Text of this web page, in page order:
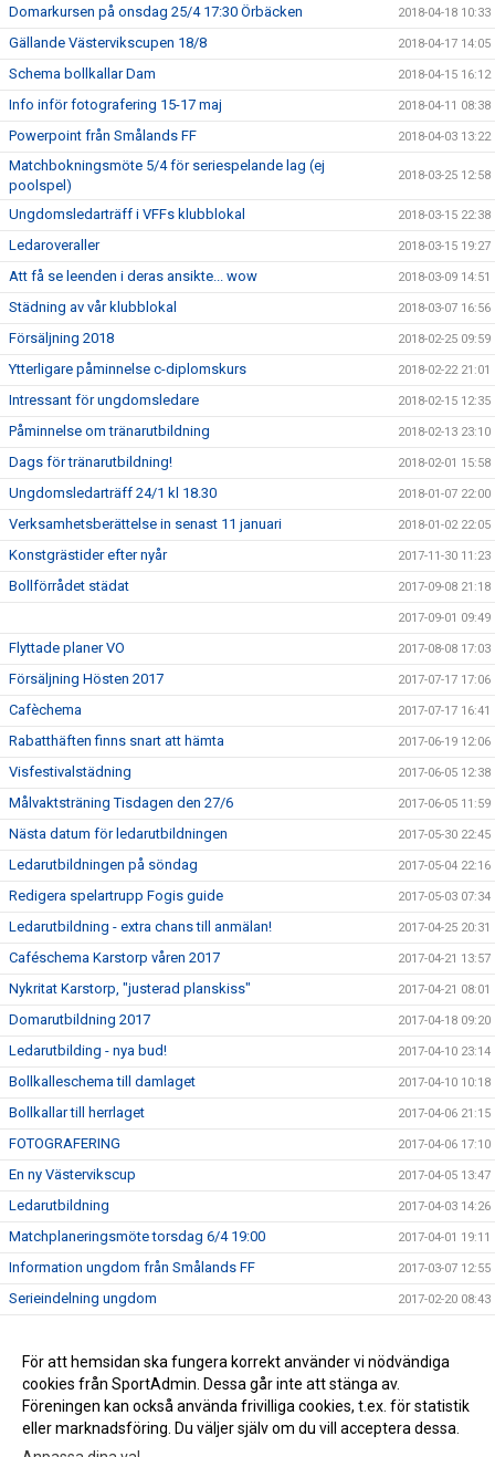
Domarkursen på onsdag 25/4 17:30 Örbäcken 2018-04-18 10:33
Gällande Västervikscupen 18/8 2018-04-17 14:05
Schema bollkallar Dam 2018-04-15 16:12
Info inför fotografering 15-17 maj 2018-04-11 08:38
Powerpoint från Smålands FF 2018-04-03 13:22
Matchbokningsmöte 5/4 för seriespelande lag (ej
poolspel)
2018-03-25 12:58
Ungdomsledarträff i VFFs klubblokal 2018-03-15 22:38
Ledaroveraller 2018-03-15 19:27
Att få se leenden i deras ansikte... wow 2018-03-09 14:51
Städning av vår klubblokal 2018-03-07 16:56
Försäljning 2018 2018-02-25 09:59
Ytterligare påminnelse c-diplomskurs 2018-02-22 21:01
Intressant för ungdomsledare 2018-02-15 12:35
Påminnelse om tränarutbildning 2018-02-13 23:10
Dags för tränarutbildning! 2018-02-01 15:58
Ungdomsledarträff 24/1 kl 18.30 2018-01-07 22:00
Verksamhetsberättelse in senast 11 januari 2018-01-02 22:05
Konstgrästider efter nyår 2017-11-30 11:23
Bollförrådet städat 2017-09-08 21:18
2017-09-01 09:49
Flyttade planer VO 2017-08-08 17:03
Försäljning Hösten 2017 2017-07-17 17:06
Cafèchema 2017-07-17 16:41
Rabatthäften finns snart att hämta 2017-06-19 12:06
Visfestivalstädning 2017-06-05 12:38
Målvaktsträning Tisdagen den 27/6 2017-06-05 11:59
Nästa datum för ledarutbildningen 2017-05-30 22:45
Ledarutbildningen på söndag 2017-05-04 22:16
Redigera spelartrupp Fogis guide 2017-05-03 07:34
Ledarutbildning - extra chans till anmälan! 2017-04-25 20:31
Caféschema Karstorp våren 2017 2017-04-21 13:57
Nykritat Karstorp, "justerad planskiss" 2017-04-21 08:01
Domarutbildning 2017 2017-04-18 09:20
Ledarutbilding - nya bud! 2017-04-10 23:14
Bollkalleschema till damlaget 2017-04-10 10:18
Bollkallar till herrlaget 2017-04-06 21:15
FOTOGRAFERING 2017-04-06 17:10
En ny Västervikscup 2017-04-05 13:47
Ledarutbildning 2017-04-03 14:26
Matchplaneringsmöte torsdag 6/4 19:00 2017-04-01 19:11
Information ungdom från Smålands FF 2017-03-07 12:55
Serieindelning ungdom 2017-02-20 08:43
Café-schema för Karstorp våren 2016 2016-04-17 09:55
Bollkallar, schema 2016-04-10 14:52
För att hemsidan ska fungera korrekt använder vi nödvändiga
cookies från SportAdmin. Dessa går inte att stänga av.
Föreningen kan också använda frivilliga cookies, t.ex. för statistik
eller marknadsföring. Du väljer själv om du vill acceptera dessa.